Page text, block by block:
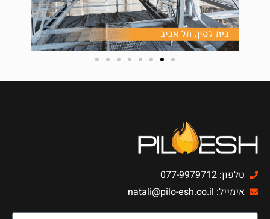
טלפון: 077-9979712
אימייל: natali@pilo-esh.co.il